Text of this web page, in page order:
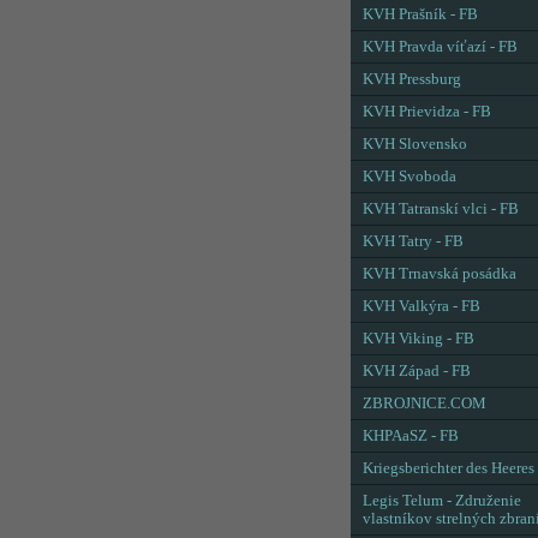
KVH Prašník - FB
KVH Pravda víťazí - FB
KVH Pressburg
KVH Prievidza - FB
KVH Slovensko
KVH Svoboda
KVH Tatranskí vlci - FB
KVH Tatry - FB
KVH Trnavská posádka
KVH Valkýra - FB
KVH Viking - FB
KVH Západ - FB
ZBROJNICE.COM
KHPAaSZ - FB
Kriegsberichter des Heeres
Legis Telum - Združenie
vlastníkov strelných